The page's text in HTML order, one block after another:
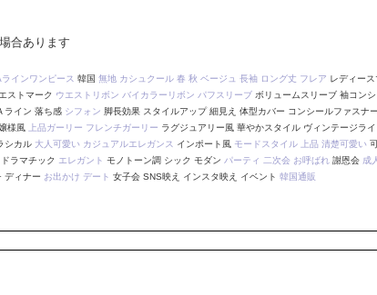
合あります
ラインワンピース 韓国 無地 カシュクール 春 秋 ベージュ 長袖 ロング丈 フレア レディー
ストマーク ウエストリボン バイカラーリボン パフスリーブ ボリュームスリーブ 袖コンシ
ライン 落ち感 シフォン 脚長効果 スタイルアップ 細見え 体型カバー コンシールファスナー
様風 上品ガーリー フレンチガーリー ラグジュアリー風 華やかスタイル ヴィンテージライ
シカル 大人可愛い カジュアルエレガンス インポート風 モードスタイル 上品 清楚可愛い
ラマチック エレガント モノトーン調 シック モダン パーティ 二次会 お呼ばれ謝恩会 成
ディナー お出かけ デート 女子会 SNS映え インスタ映え イベント 韓国通販